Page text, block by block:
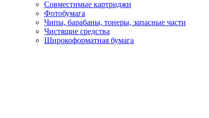
Совместимые картриджи
Фотобумага
Чипы, барабаны, тонеры, запасные части
Чистящие средства
Широкоформатная бумага